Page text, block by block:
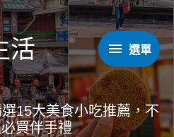
活
選
單
選單
15大美食小吃推薦，不
買伴手禮